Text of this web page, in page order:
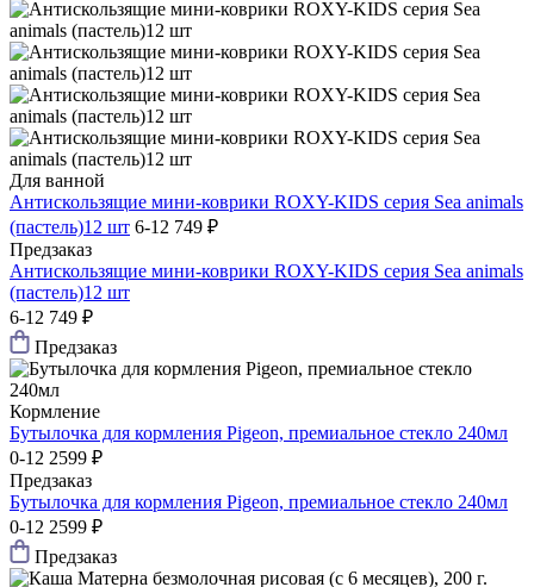
Для ванной
Антискользящие мини-коврики ROXY-KIDS серия Sea animals
(пастель)12 шт 6-12 749 ₽
Предзаказ
Антискользящие мини-коврики ROXY-KIDS серия Sea animals
(пастель)12 шт
6-12 749 ₽
Предзаказ
Кормление
Бутылочка для кормления Pigeon, премиальное стекло 240мл
0-12 2599 ₽
Предзаказ
Бутылочка для кормления Pigeon, премиальное стекло 240мл
0-12 2599 ₽
Предзаказ